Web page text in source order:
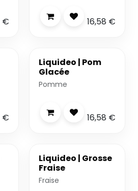
€ 16,58 €
€
Liquideo | Pom
Glacée
Pomme
16,58 €
Liquideo | Grosse
Fraise
Fraise